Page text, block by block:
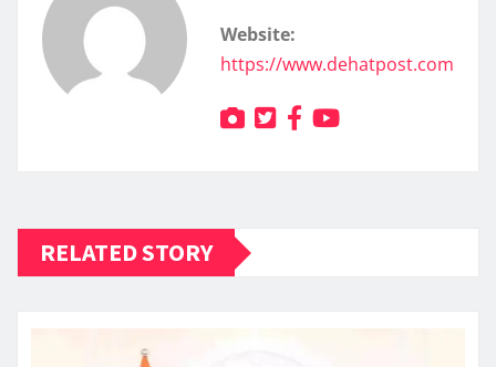
Website:
https://www.dehatpost.com
RELATED STORY